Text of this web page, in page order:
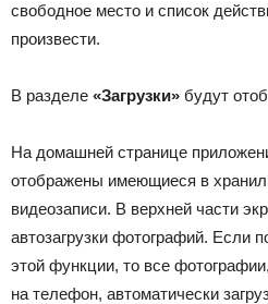
свободное место и список
произвести.
В разделе «Загрузки» будут
На домашней странице
отображены имеющиеся в
видеозаписи. В верхней части
автозагрузки фотографий. Если
этой функции, то все
на телефон, автоматически